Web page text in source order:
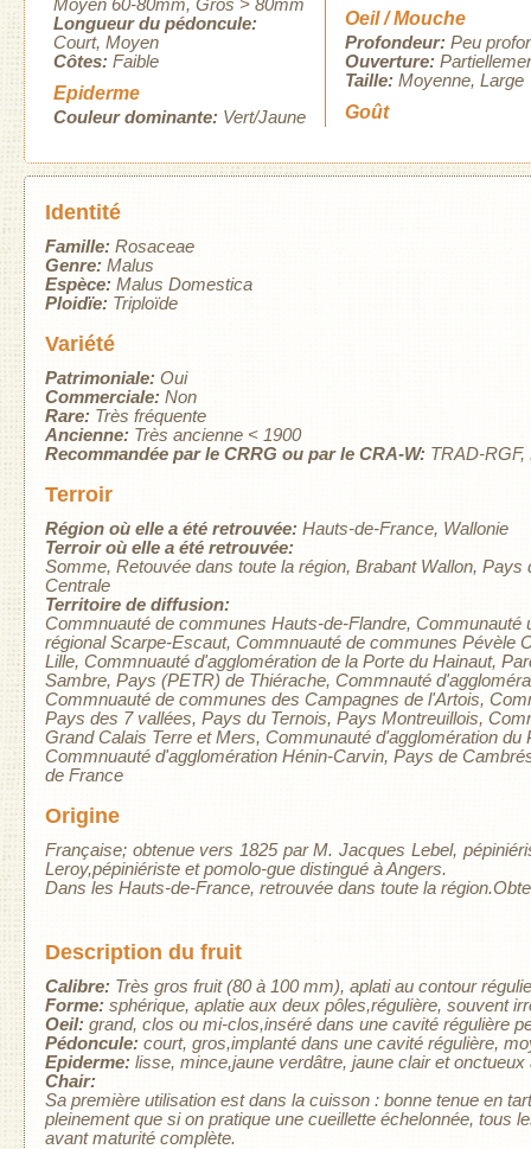
Moyen 60-80mm Gros > 80mm
Longueur du pédoncule:
Court Moyen
Côtes:Faible
Epiderme
Couleur dominante: Vert/Jaune
Oeil / Mouche
Profondeur:Peu
Ouverture:
Taille:Moyenne Large
Goût
Identité
Famille: Rosaceae
Genre: Malus
Espèce: Malus Domestica
Ploidïe: Triploïde
Variété
Patrimoniale: Oui
Commerciale: Non
Rare: Très fréquente
Ancienne: Très ancienne < 1900
Recommandée par le CRRG ou par le CRA-W: TRAD-RGF
Terroir
Région où elle a été retrouvée: Hauts-de-France Wallonie
Terroir où elle a été retrouvée:
Somme Retouvée dans toute la région Brabant Wallon Pays
Centrale
Territoire de diffusion:
Commnuauté de communes Hauts-de-Flandre Communauté
régional Scarpe-Escaut Commnuauté de communes Pévèle
Lille Commnuauté d'agglomération de la Porte du Hainaut
Sambre Pays (PETR) de Thiérache Commnauté
Commnuauté de communes des Campagnes de l'Artois
Pays des 7 vallées Pays du Ternois Pays Montreuillois
Grand Calais Terre et Mers Communauté d'agglomération du
Commnuauté d'agglomération Hénin-Carvin Pays de
de France
Origine
Française; obtenue vers 1825 par M. Jacques Lebel,
Leroy,pépiniériste et pomolo-gue distingué à Angers.
Dans les Hauts-de-France, retrouvée dans toute la
Description du fruit
Calibre: Très gros fruit (80 à 100 mm), aplati au contour
Forme: sphérique, aplatie aux deux pôles,régulière, souvent
Oeil: grand, clos ou mi-clos,inséré dans une cavité régulière
Pédoncule: court, gros,implanté dans une cavité régulière,
Epiderme: lisse, mince,jaune verdâtre, jaune clair et
Chair:
Sa première utilisation est dans la cuisson : bonne tenue en
pleinement que si on pratique une cueillette échelonnée, tous
avant maturité complète.